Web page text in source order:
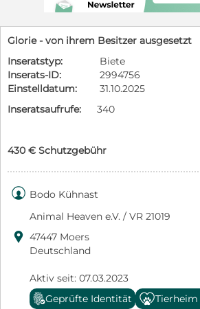
Glorie - von ihrem Besitzer ausgesetzt
Inseratstyp:
Biete
Inserats-ID:
2994756
Einstelldatum:
31.10.2025
Inseratsaufrufe:
340
430 € Schutzgebühr
 Bodo Kühnast
Animal Heaven e.V. / VR 21019
 47447 Moers
Deutschland
Aktiv seit: 07.03.2023
Geprüfte Identität